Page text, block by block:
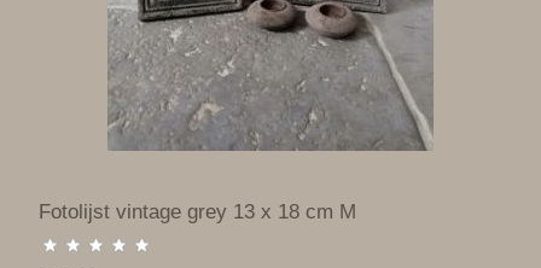
Fotolijst vintage grey 13 x 18 cm M